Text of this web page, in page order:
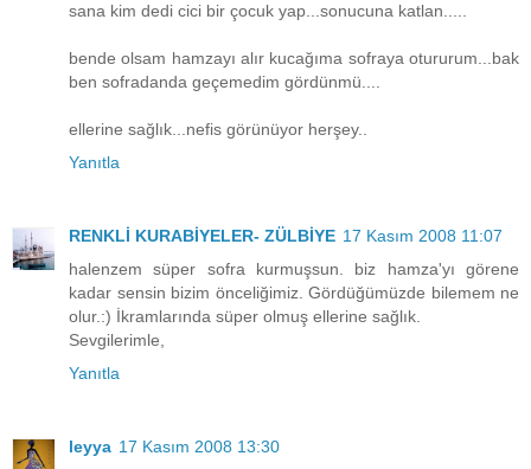
sana kim dedi cici bir çocuk yap...sonucuna katlan.....
bende olsam hamzayı alır kucağıma sofraya otururum...bak
ben sofradanda geçemedim gördünmü....
ellerine sağlık...nefis görünüyor herşey..
Yanıtla
RENKLİ KURABİYELER- ZÜLBİYE 17 Kasım 2008 11:07
halenzem süper sofra kurmuşsun. biz hamza'yı görene
kadar sensin bizim önceliğimiz. Gördüğümüzde bilemem ne
olur.:) İkramlarında süper olmuş ellerine sağlık.
Sevgilerimle,
Yanıtla
leyya 17 Kasım 2008 13:30